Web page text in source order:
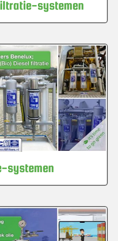
systemen
systemen